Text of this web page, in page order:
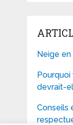
Neige en
devrait-
Conseils